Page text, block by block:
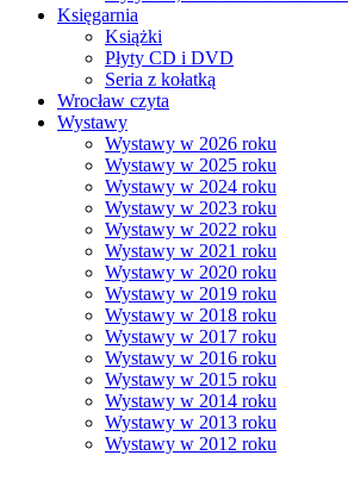
Księgarnia
Książki
Płyty CD i DVD
Seria z kołatką
Wrocław czyta
Wystawy
Wystawy w 2026 roku
Wystawy w 2025 roku
Wystawy w 2024 roku
Wystawy w 2023 roku
Wystawy w 2022 roku
Wystawy w 2021 roku
Wystawy w 2020 roku
Wystawy w 2019 roku
Wystawy w 2018 roku
Wystawy w 2017 roku
Wystawy w 2016 roku
Wystawy w 2015 roku
Wystawy w 2014 roku
Wystawy w 2013 roku
Wystawy w 2012 roku